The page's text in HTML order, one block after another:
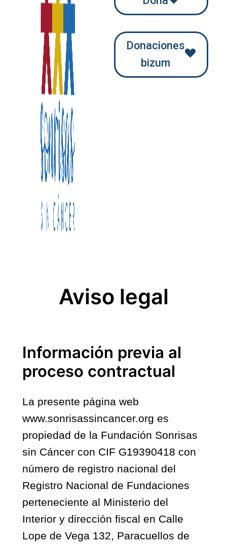
Donaciones
bizum
Aviso legal
Información previa al
proceso contractual
La presente página web
www.sonrisassincancer.org es
propiedad de la Fundación Sonrisas
sin Cáncer con CIF G19390418 con
número de registro nacional del
Registro Nacional de Fundaciones
perteneciente al Ministerio del
Interior y dirección fiscal en Calle
Lope de Vega 132, Paracuellos de